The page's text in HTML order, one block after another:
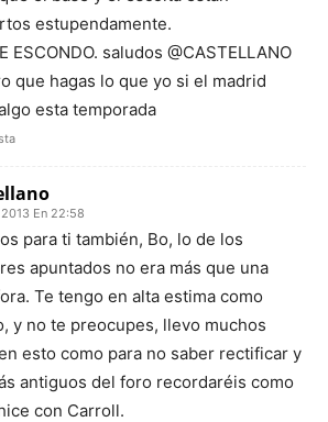
estupendamente.
ESCONDO. saludos @CASTELLANO
que hagas lo que yo si el madrid
esta temporada
En 22:58
para ti también, Bo, lo de los
apuntados no era más que una
Te tengo en alta estima como
y no te preocupes, llevo muchos
esto como para no saber rectificar y
antiguos del foro recordaréis como
con Carroll.